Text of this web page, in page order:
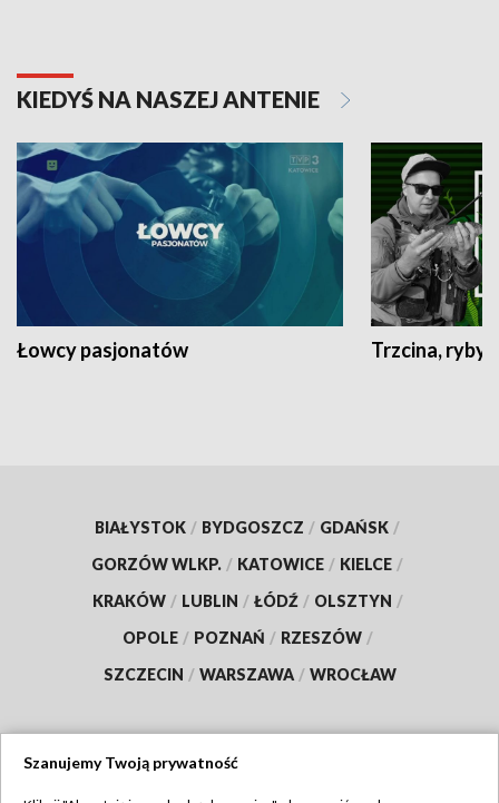
KIEDYŚ NA NASZEJ ANTENIE
Łowcy pasjonatów Trzcina, ryby
BIAŁYSTOK / BYDGOSZCZ / GDAŃSK /
GORZÓW WLKP. / KATOWICE / KIELCE /
KRAKÓW / LUBLIN / ŁÓDŹ / OLSZTYN /
OPOLE / POZNAŃ / RZESZÓW /
SZCZECIN / WARSZAWA / WROCŁAW
Szanujemy Twoją prywatność